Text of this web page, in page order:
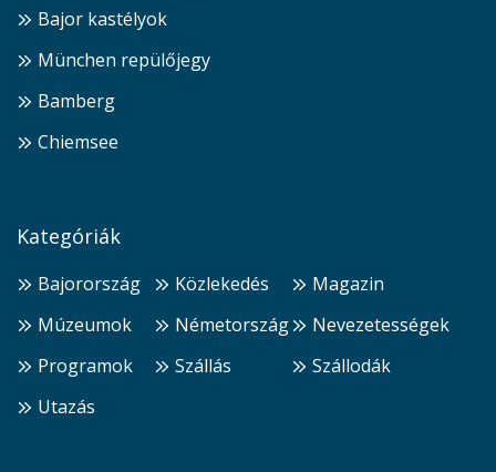
Bajor kastélyok
München repülőjegy
Bamberg
Chiemsee
Kategóriák
Bajorország Közlekedés
Magazin
Múzeumok
Németország
Nevezetességek
Programok
Szállás
Szállodák
Utazás